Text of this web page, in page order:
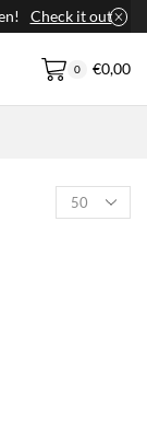
Check it out
0 €0,00
Products
per